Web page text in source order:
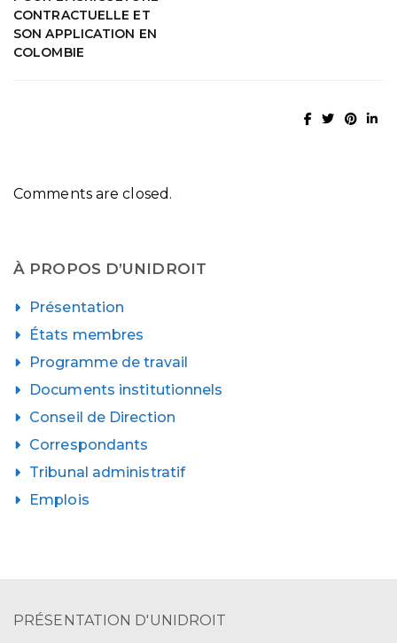
CONTRACTUELLE ET
SON APPLICATION EN
COLOMBIE
Comments are closed.
À PROPOS D’UNIDROIT
Présentation
États membres
Programme de travail
Documents institutionnels
Conseil de Direction
Correspondants
Tribunal administratif
Emplois
PRÉSENTATION D'UNIDROIT